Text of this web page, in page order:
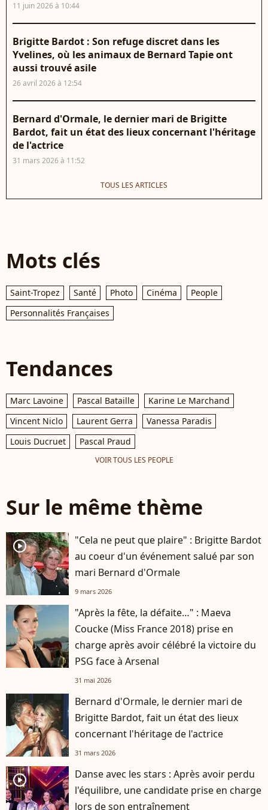
11 juin 2026 à 10:44
Brigitte Bardot : Son refuge discret dans les
Yvelines, où les animaux de Bernard Tapie ont
aussi trouvé asile
26 avril 2026 à 12:54
Bernard d'Ormale, le dernier mari de Brigitte
Bardot, fait un état des lieux concernant l'héritage
de l'actrice
31 mars 2026 à 11:52
TOUS LES ARTICLES
Mots clés
Saint-Tropez Santé Photo Cinéma
People
Personnalités Françaises
Tendances
Marc Lavoine Pascal Bataille
Karine Le Marchand
Vincent Niclo
Laurent Gerra
Vanessa Paradis
Louis Ducruet
Pascal Praud
VOIR TOUS LES PEOPLE
Sur le même thème
player2
"Cela ne peut que plaire" : Brigitte Bardot
au coeur d'un événement salué par son
mari Bernard d'Ormale
9 mars 2026
"Après la fête, la défaite…" : Maeva
Coucke (Miss France 2018) prise en
charge après avoir célébré la victoire du
PSG face à Arsenal
31 mai 2026
Bernard d'Ormale, le dernier mari de
Brigitte Bardot, fait un état des lieux
concernant l'héritage de l'actrice
31 mars 2026
player2
Danse avec les stars : Après avoir perdu
l'équilibre, une candidate prise en charge
lors de son entraînement